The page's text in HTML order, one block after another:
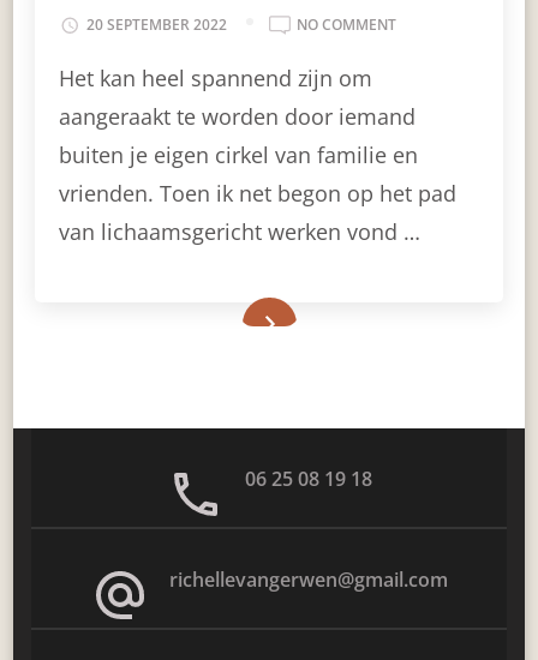
20 SEPTEMBER 2022 NO COMMENTON
AANRAKING
Het kan heel spannend zijn om
aangeraakt te worden door iemand
buiten je eigen cirkel van familie en
vrienden. Toen ik net begon op het pad
van lichaamsgericht werken vond …
06 25 08 19 18
richellevangerwen@gmail.com